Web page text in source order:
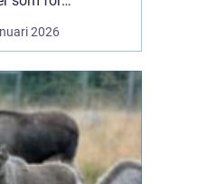
Ändå
tänderna ofta
när man
vardagsliv med sitt
Fokus ligger gärna
2026